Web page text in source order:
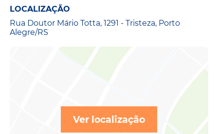
LOCALIZAÇÃO
Rua Doutor Mário Totta, 1291 - Tristeza, Porto
Alegre/RS
Ver localização